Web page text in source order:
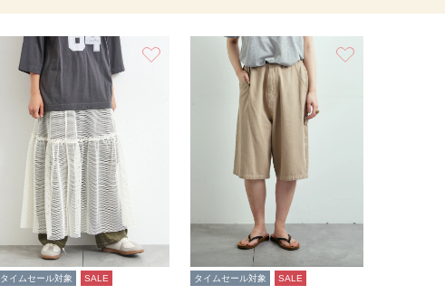
タイムセール対象 SALE タイムセール対象 SALE